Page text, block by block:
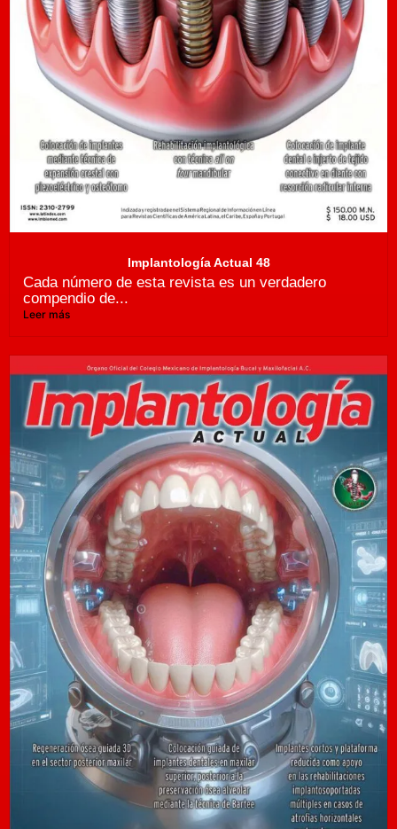
Implantología Actual 48
Cada número de esta revista es un verdadero
compendio de...
Leer más